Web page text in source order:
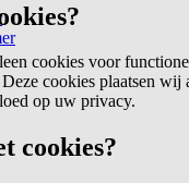
cookies voor
cookies plaatsen wij
op uw privacy.
cookies?